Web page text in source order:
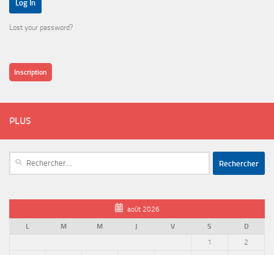
Lost your password?
Inscription
PLUS
août 2026
L
M M J V S
D
1
2